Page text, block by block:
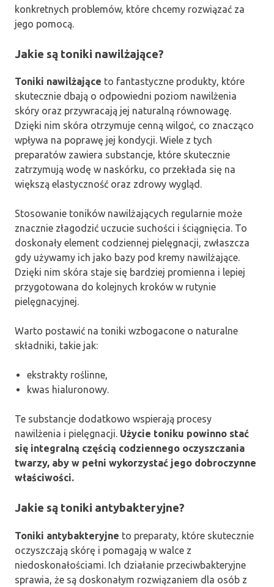
konkretnych problemów, które chcemy rozwiązać za
jego pomocą.
Jakie są toniki nawilżające?
Toniki nawilżające to fantastyczne produkty, które
skutecznie dbają o odpowiedni poziom nawilżenia
skóry oraz przywracają jej naturalną równowagę.
Dzięki nim skóra otrzymuje cenną wilgoć, co znacząco
wpływa na poprawę jej kondycji. Wiele z tych
preparatów zawiera substancje, które skutecznie
zatrzymują wodę w naskórku, co przekłada się na
większą elastyczność oraz zdrowy wygląd.
Stosowanie toników nawilżających regularnie może
znacznie złagodzić uczucie suchości i ściągnięcia. To
doskonały element codziennej pielęgnacji, zwłaszcza
gdy używamy ich jako bazy pod kremy nawilżające.
Dzięki nim skóra staje się bardziej promienna i lepiej
przygotowana do kolejnych kroków w rutynie
pielęgnacyjnej.
Warto postawić na toniki wzbogacone o naturalne
składniki, takie jak:
ekstrakty roślinne,
kwas hialuronowy.
Te substancje dodatkowo wspierają procesy
nawilżenia i pielęgnacji. Użycie toniku powinno stać
się integralną częścią codziennego oczyszczania
twarzy, aby w pełni wykorzystać jego dobroczynne
właściwości.
Jakie są toniki antybakteryjne?
Toniki antybakteryjne to preparaty, które skutecznie
oczyszczają skórę i pomagają w walce z
niedoskonałościami. Ich działanie przeciwbakteryjne
sprawia, że są doskonałym rozwiązaniem dla osób z